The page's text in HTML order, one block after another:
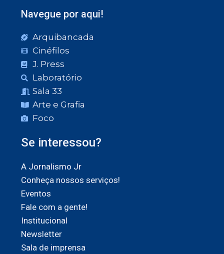
Navegue por aqui!
Arquibancada
Cinéfilos
J. Press
Laboratório
Sala 33
Arte e Grafia
Foco
Se interessou?
A Jornalismo Jr
Conheça nossos serviços!
Eventos
Fale com a gente!
Institucional
Newsletter
Sala de imprensa